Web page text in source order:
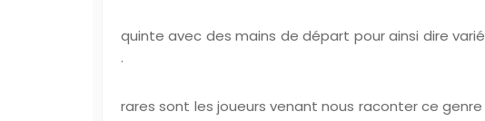
quinte avec des mains de départ pour ainsi dire
.
rares sont les joueurs venant nous raconter ce